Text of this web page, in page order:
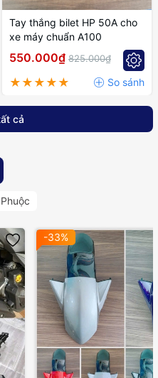
Tay thắng bilet HP 50A cho
xe máy chuẩn A100
550.000₫ 825.000₫
cả
Phuộc
-33%